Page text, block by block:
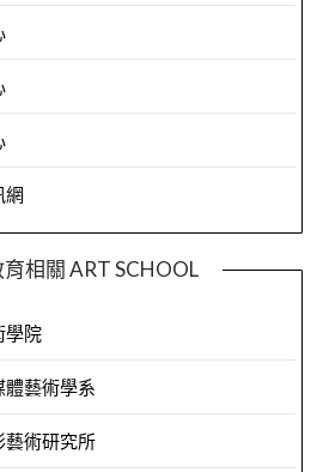
網
相關 ART SCHOOL
學院
體藝術學系
藝術研究所